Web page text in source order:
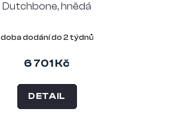
Dutchbone, hnědá
doba dodání do 2 týdnů
6 701 Kč
DETAIL